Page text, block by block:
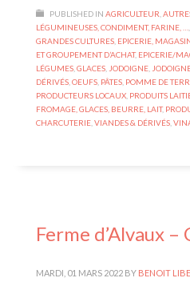
PUBLISHED IN AGRICULTEUR
LÉGUMINEUSES, CONDIMENT, FARINE, …
GRANDES CULTURES EPICERIE,
ET GROUPEMENT D’ACHAT, EPICERIE/
LÉGUMES GLACES JODOIGNE
DÉRIVÉS OEUFS PÂTES POMME DE
PRODUCTEURS LOCAUX PRODUITS
FROMAGE, GLACES, BEURRE, LAIT,
CHARCUTERIE VIANDES & DÉRIVÉS
Ferme d’Alvaux –
MARDI, 01 MARS 2022 BY BENOIT